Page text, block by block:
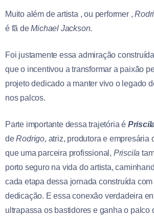
Muito além de artista , ou performer ,
é fã deMichael Jackson.
Foi justamente essa admiração
que o incentivou a transformar a paixão
projeto dedicado a manter vivo o legado
nos palcos.
Parte importante dessa trajetória é
deRodrigo, atriz, produtora e empresária
que uma parceira profissional, Priscila
porto seguro na vida do artista,
cada etapa dessa jornada construída
dedicação. E essa conexão verdadeira
ultrapassa os bastidores e ganha o palco